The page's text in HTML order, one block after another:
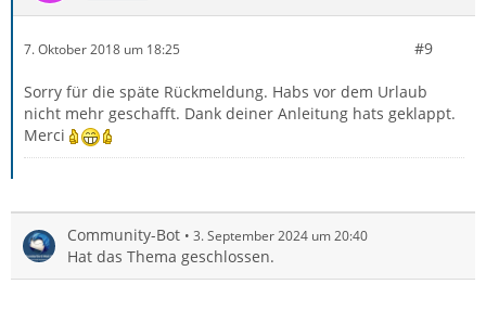
7. Oktober 2018 um 18:25 #9
Sorry für die späte Rückmeldung. Habs vor dem Urlaub
nicht mehr geschafft. Dank deiner Anleitung hats geklappt.
Merci
Community-Bot 3. September 2024 um 20:40
Hat das Thema geschlossen.